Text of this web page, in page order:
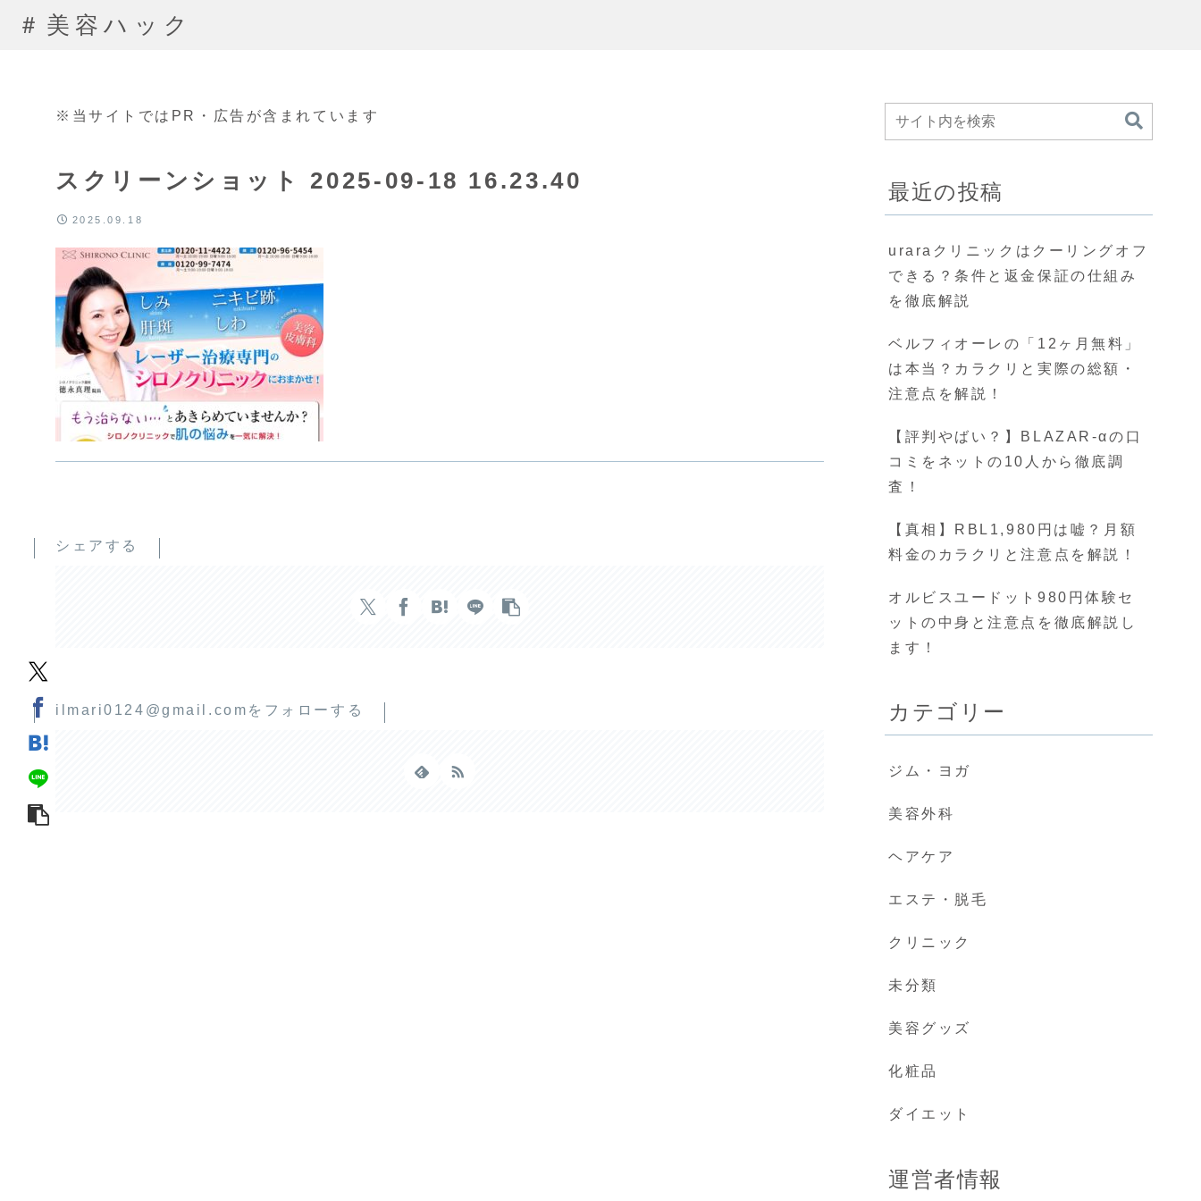
＃美容ハック
※当サイトではPR・広告が含まれています
スクリーンショット 2025-09-18 16.23.40
2025.09.18
シェアする
ilmari0124@gmail.comをフォローする
最近の投稿
uraraクリニックはクーリングオフ
できる？条件と返金保証の仕組み
を徹底解説
ベルフィオーレの「12ヶ月無料」
は本当？カラクリと実際の総額・
注意点を解説！
【評判やばい？】BLAZAR-αの口
コミをネットの10人から徹底調
査！
【真相】RBL1,980円は嘘？月額
料金のカラクリと注意点を解説！
オルビスユードット980円体験セ
ットの中身と注意点を徹底解説し
ます！
カテゴリー
ジム・ヨガ
美容外科
ヘアケア
エステ・脱毛
クリニック
未分類
美容グッズ
化粧品
ダイエット
運営者情報